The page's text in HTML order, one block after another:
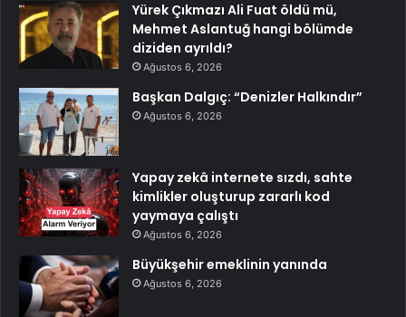
Yürek Çıkmazı Ali Fuat öldü mü,
Mehmet Aslantuğ hangi bölümde
diziden ayrıldı?
Ağustos 6, 2026
Başkan Dalgıç: “Denizler Halkındır”
Ağustos 6, 2026
Yapay zekâ internete sızdı, sahte
kimlikler oluşturup zararlı kod
yaymaya çalıştı
Ağustos 6, 2026
Büyükşehir emeklinin yanında
Ağustos 6, 2026